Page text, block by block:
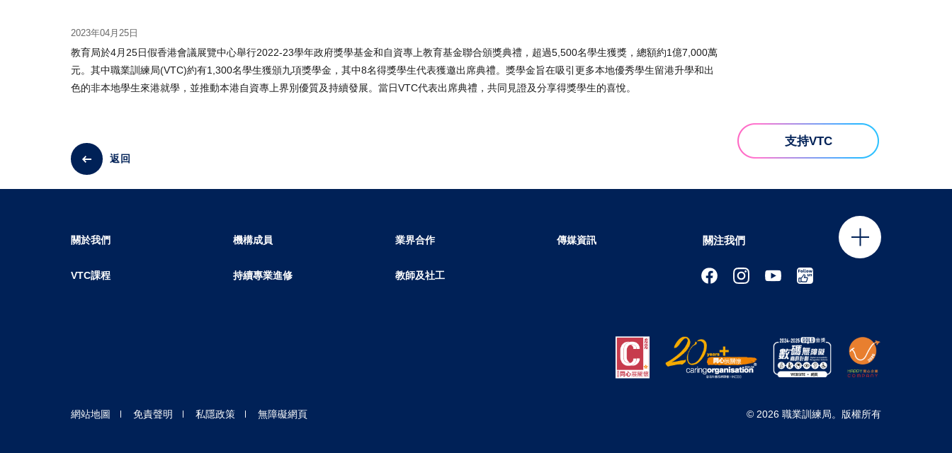
2023年04月25日
教育局於4月25日假香港會議展覽中心舉行2022-23學年政府獎學基金和自資專上教育基金聯合頒獎典禮，超過5,500名學生獲獎，總額約1億7,000萬
元。其中職業訓練局(VTC)約有1,300名學生獲頒九項獎學金，其中8名得獎學生代表獲邀出席典禮。獎學金旨在吸引更多本地優秀學生留港升學和出
色的非本地學生來港就學，並推動本港自資專上界別優質及持續發展。當日VTC代表出席典禮，共同見證及分享得獎學生的喜悅。
返回
支持VTC
關注我們
關於我們 機構成員 業界合作 傳媒資訊
VTC課程 持續專業進修 教師及社工
網站地圖 免責聲明 私隱政策 無障礙網頁 © 2026 職業訓練局。版權所有